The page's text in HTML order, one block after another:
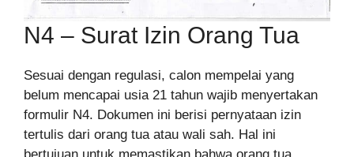
N4 – Surat Izin Orang Tua
Sesuai dengan regulasi, calon mempelai yang
belum mencapai usia 21 tahun wajib menyertakan
formulir N4. Dokumen ini berisi pernyataan izin
tertulis dari orang tua atau wali sah. Hal ini